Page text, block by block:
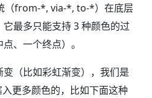
（from-*, via-*, to-*）在底层
最多只能支持 3 种颜色的过
、一个终点）。
（比如彩虹渐变），我们是
更多颜色的，比如下面这种